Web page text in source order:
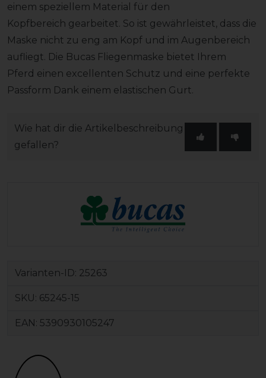
einem speziellem Material für den
Kopfbereich gearbeitet. So ist gewährleistet, dass die
Maske nicht zu eng am Kopf und im Augenbereich
aufliegt. Die Bucas Fliegenmaske bietet Ihrem
Pferd einen excellenten Schutz und eine perfekte
Passform Dank einem elastischen Gurt.
Wie hat dir die Artikelbeschreibung
gefallen?
Varianten-ID: 25263
SKU: 65245-15
EAN: 5390930105247